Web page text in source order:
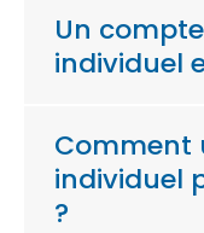
Un
individuel
Comment
individuel
?